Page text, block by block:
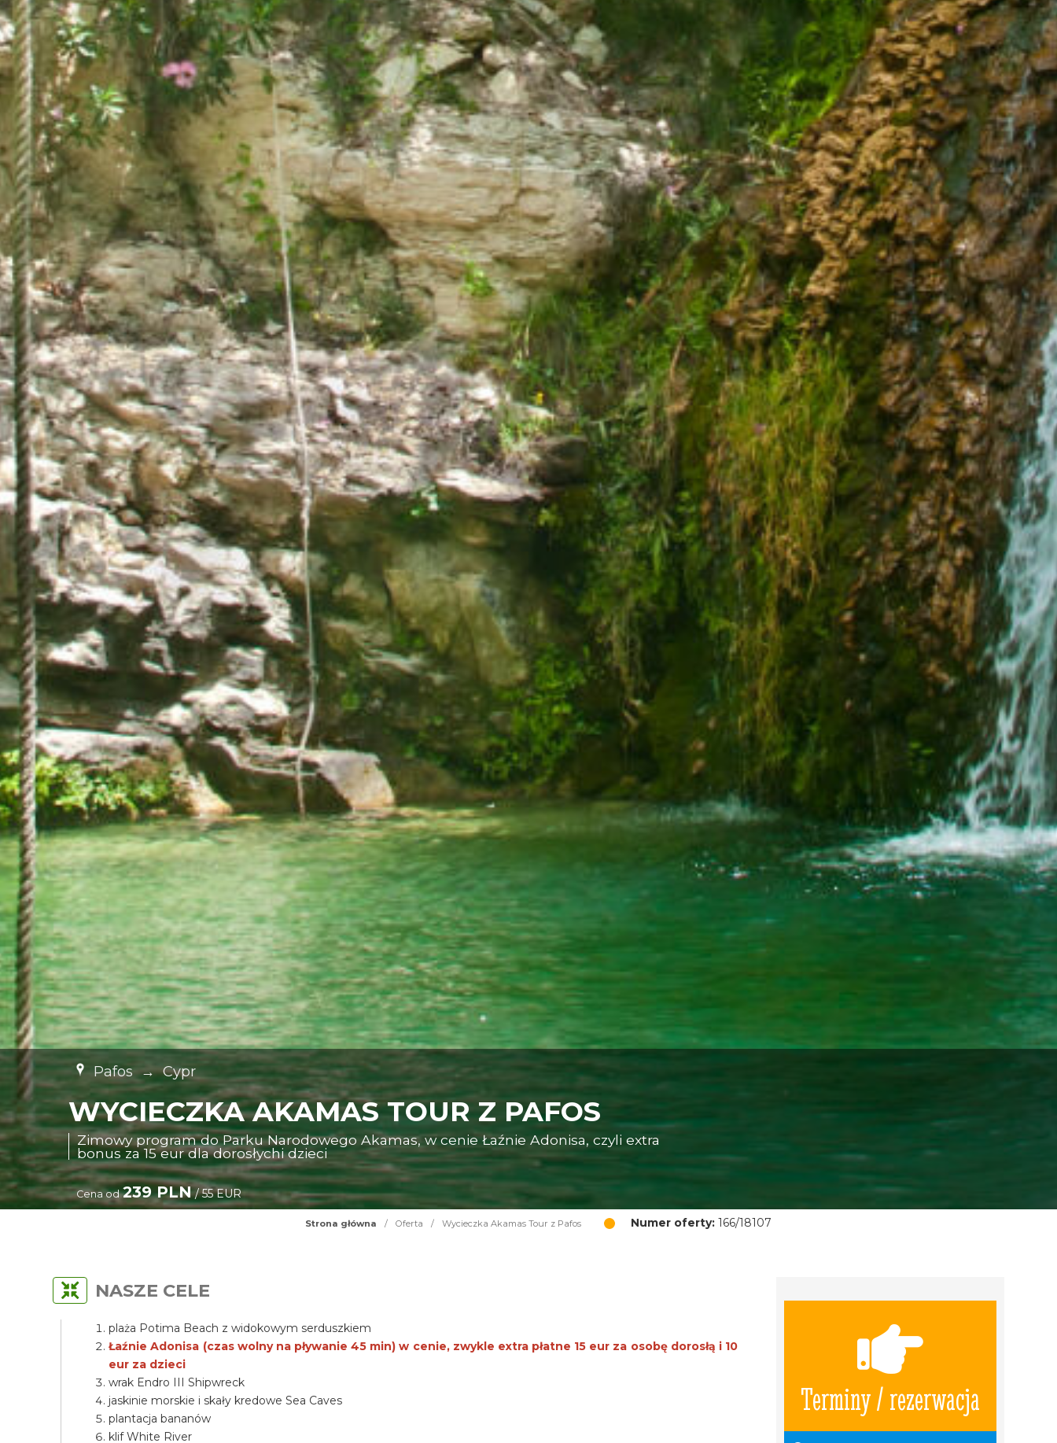
Pafos → Cypr
WYCIECZKA AKAMAS TOUR Z PAFOS
Zimowy program do Parku Narodowego Akamas, w cenie Łaźnie Adonisa, czyli extra
bonus za 15 eur dla dorosłychi dzieci
Cena od 239 PLN/ 55 EUR
Strona główna / Oferta / Wycieczka Akamas Tour z Pafos Numer oferty: 166/18107
Terminy / rezerwacja
NASZE CELE
plaża Potima Beach z widokowym serduszkiem
Łaźnie Adonisa (czas wolny na pływanie 45 min) w cenie, zwykle extra płatne 15 eur za osobę dorosłą i 10
eur za dzieci
wrak Endro III Shipwreck
jaskinie morskie i skały kredowe Sea Caves
plantacja bananów
klif White River